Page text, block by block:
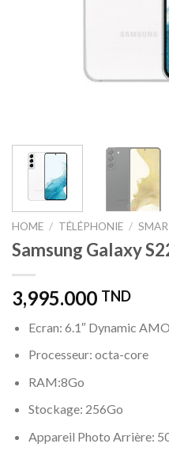
HOME / TÉLÉPHONIE /
Samsung Galaxy
3,995.000 TND
Ecran: 6.1″ Dynamic
Processeur: octa-core
RAM:8Go
Stockage: 256Go
Appareil Photo Arrière: